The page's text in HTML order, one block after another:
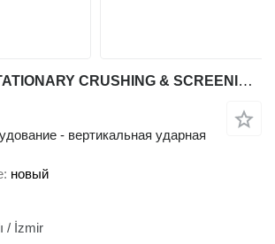
Fabo 750 T/H STATIONARY CRUSHING & SCREENING PLANT
- вертикальная ударная
новый
/ İzmir